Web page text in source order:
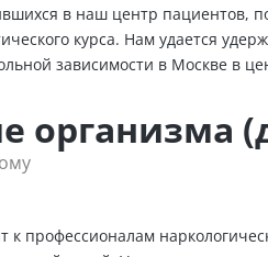
в наш центр пациентов,
курса. Нам удается
зависимости в Москве в
организма
к профессионалам